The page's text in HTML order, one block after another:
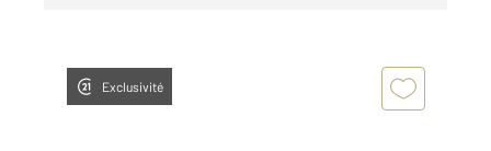
Exclusivité